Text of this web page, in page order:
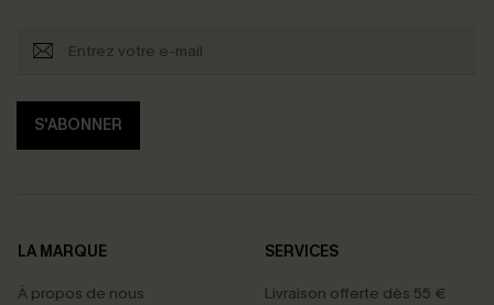
S'ABONNER
LA MARQUE
À propos de nous
SERVICES
Livraison offerte dès 55 €